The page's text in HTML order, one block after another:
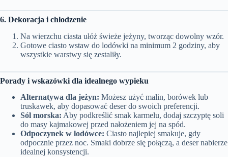
6. Dekoracja i chłodzenie
Na wierzchu ciasta ułóż świeże jeżyny, tworząc dowolny wzór.
Gotowe ciasto wstaw do lodówki na minimum 2 godziny, aby
wszystkie warstwy się zestaliły.
Porady i wskazówki dla idealnego wypieku
Alternatywa dla jeżyn: Możesz użyć malin, borówek lub
truskawek, aby dopasować deser do swoich preferencji.
Sól morska: Aby podkreślić smak karmelu, dodaj szczyptę soli
do masy kajmakowej przed nałożeniem jej na spód.
Odpoczynek w lodówce: Ciasto najlepiej smakuje, gdy
odpocznie przez noc. Smaki dobrze się połączą, a deser nabierze
idealnej konsystencji.